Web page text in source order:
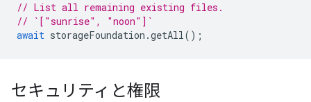
// List all remaining existing files.
// `["sunrise", "noon"]`
await storageFoundation .getAll();
セキュリティと権限